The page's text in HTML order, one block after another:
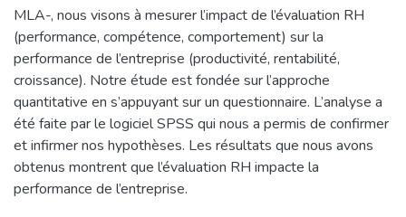
MLA-, nous visons à mesurer l’impact de l’évaluation RH
(performance, compétence, comportement) sur la
performance de l’entreprise (productivité, rentabilité,
croissance). Notre étude est fondée sur l’approche
quantitative en s’appuyant sur un questionnaire. L’analyse a
été faite par le logiciel SPSS qui nous a permis de confirmer
et infirmer nos hypothèses. Les résultats que nous avons
obtenus montrent que l’évaluation RH impacte la
performance de l’entreprise.